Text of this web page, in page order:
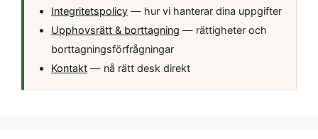
Integritetspolicy — hur vi hanterar dina uppgifter
Upphovsrätt & borttagning — rättigheter och
borttagningsförfrågningar
Kontakt — nå rätt desk direkt